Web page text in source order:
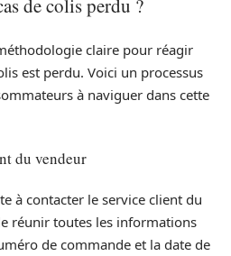
de colis perdu ?
claire pour réagir
est perdu. Voici un processus
à naviguer dans cette
du vendeur
à contacter le service client du
réunir toutes les informations
de commande et la date de